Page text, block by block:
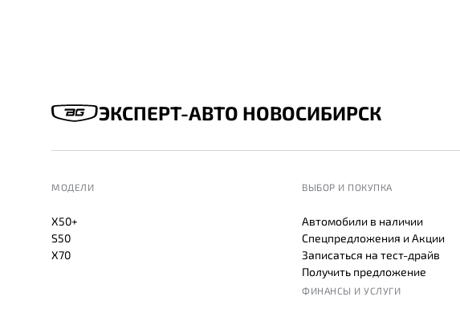
ЭКСПЕРТ-АВТО НОВОСИБИРСК
МОДЕЛИ
X50+
S50
X70
ВЫБОР И ПОКУПКА
Автомобили в наличии
Спецпредложения и Акции
Записаться на тест-драйв
Получить предложение
ФИНАНСЫ И УСЛУГИ